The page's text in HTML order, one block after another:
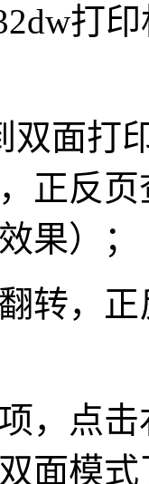
打
双面打
正反
果）；
转，
，点
面模式